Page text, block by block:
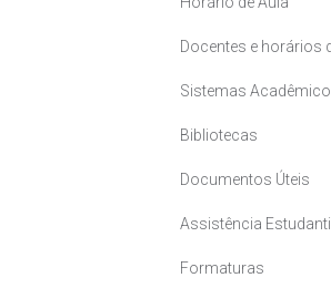
Docentes e horários
Sistemas
Bibliotecas
Documentos Úteis
Assistência Estudantil
Formaturas